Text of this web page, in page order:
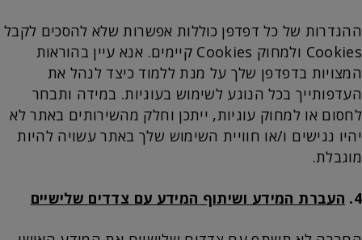
ההגדרות של כל דפדפן כוללות אפשרות שלא להסכים לקבל
Cookies ולמחוק Cookies קיימים. אנא עיין בהוראות
המצויות בדפדפן שלך על מנת ללמוד כיצד לנהל את
העדפותייך בכל הנוגע לשימוש בעוגיות. במידה ותבחר
לחסום או למחוק עוגיות, ייתכן וחלק מהשירותים באתר לא
יהיו נגישים ו/או חוויית השימוש שלך באתר עשויה להיות
מוגבלת.
4. העברת המידע ושיתוף המידע עם צדדים שלישיים